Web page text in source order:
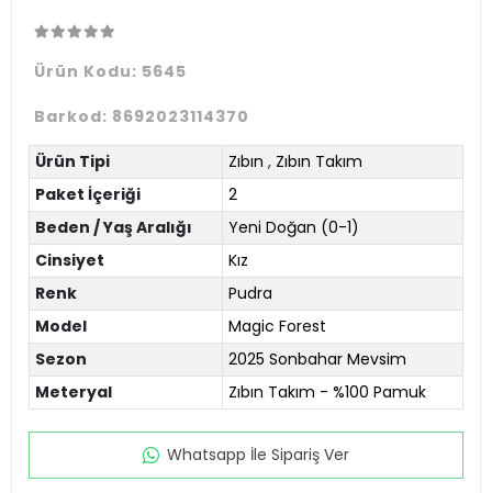
Ürün Kodu: 5645
Barkod: 8692023114370
Ürün Tipi Zıbın , Zıbın Takım
Paket İçeriği
2
Beden / Yaş Aralığı
Yeni Doğan (0-1)
Cinsiyet
Kız
Renk
Pudra
Model
Magic Forest
Sezon
2025 Sonbahar Mevsim
Meteryal
Zıbın Takım - %100 Pamuk
Whatsapp İle Sipariş Ver